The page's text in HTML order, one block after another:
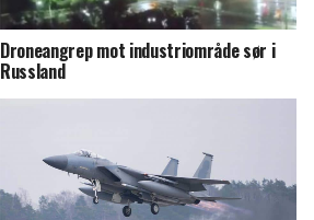
Droneangrep mot industriområde sør i
Russland